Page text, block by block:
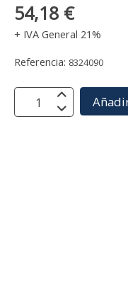
54,18 €
+ IVA General 21%
Referencia: 8324090